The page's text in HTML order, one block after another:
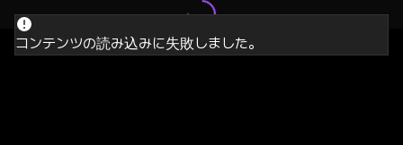
コンテンツの読み込みに失敗しました。